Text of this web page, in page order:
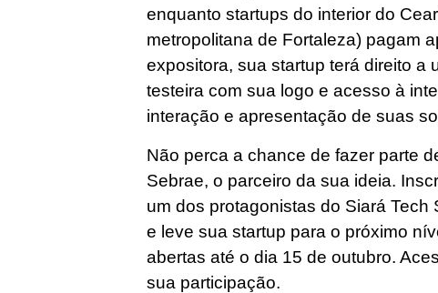
enquanto startups do interior do
metropolitana de Fortaleza) pagam
expositora, sua startup terá direito a
testeira com sua logo e acesso à
interação e apresentação de suas
Não perca a chance de fazer parte
Sebrae, o parceiro da sua ideia.
um dos protagonistas do Siará Tech
e leve sua startup para o próximo
abertas até o dia 15 de outubro.
sua participação.